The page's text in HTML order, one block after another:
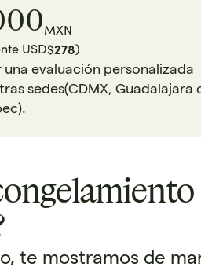
MXN
USD$278)
evaluación personalizada
sedes(CDMX, Guadalajara
te mostramos de